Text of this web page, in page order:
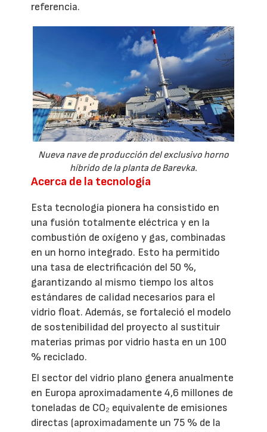
referencia.
Nueva nave de producción del exclusivo horno
híbrido de la planta de Barevka.
Acerca de la tecnología
Esta tecnología pionera ha consistido en
una fusión totalmente eléctrica y en la
combustión de oxígeno y gas, combinadas
en un horno integrado. Esto ha permitido
una tasa de electrificación del 50 %,
garantizando al mismo tiempo los altos
estándares de calidad necesarios para el
vidrio float. Además, se fortaleció el modelo
de sostenibilidad del proyecto al sustituir
materias primas por vidrio hasta en un 100
% reciclado.
El sector del vidrio plano genera anualmente
en Europa aproximadamente 4,6 millones de
toneladas de CO₂ equivalente de emisiones
directas (aproximadamente un 75 % de la